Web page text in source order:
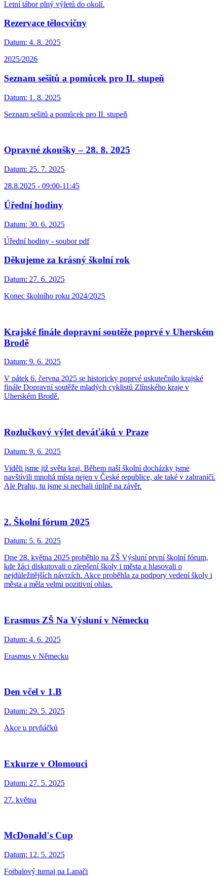
Letní tábor plný výletů do okolí.
Rezervace tělocvičny
Datum: 4. 8. 2025
2025/2026
Seznam sešitů a pomůcek pro II. stupeň
Datum: 1. 8. 2025
Seznam sešitů a pomůcek pro II. stupeň
Opravné zkoušky – 28. 8. 2025
Datum: 25. 7. 2025
28.8.2025 - 09:00-11:45
Úřední hodiny
Datum: 30. 6. 2025
Úřední hodiny - soubor pdf
Děkujeme za krásný školní rok
Datum: 27. 6. 2025
Konec školního roku 2024/2025
Krajské finále dopravní soutěže poprvé v Uherském
Brodě
Datum: 9. 6. 2025
V pátek 6. června 2025 se historicky poprvé uskutečnilo krajské
finále Dopravní soutěže mladých cyklistů Zlínského kraje v
Uherském Brodě.
Rozlučkový výlet deváťáků v Praze
Datum: 9. 6. 2025
Viděli jsme již světa kraj. Během naší školní docházky jsme
navštívili mnohá místa nejen v České republice, ale také v zahraničí.
Ale Prahu, tu jsme si nechali úplně na závěr.
2. Školní fórum 2025
Datum: 5. 6. 2025
Dne 28. května 2025 proběhlo na ZŠ Výsluní první školní fórum,
kde žáci diskutovali o zlepšení školy i města a hlasovali o
nejdůležitějších návrzích. Akce proběhla za podpory vedení školy i
města a měla velmi pozitivní ohlas.
Erasmus ZŠ Na Výsluní v Německu
Datum: 4. 6. 2025
Erasmus v Německu
Den včel v 1.B
Datum: 29. 5. 2025
Akce u prvňáčků
Exkurze v Olomouci
Datum: 27. 5. 2025
27. května
McDonald's Cup
Datum: 12. 5. 2025
Fotbalový turnaj na Lapači